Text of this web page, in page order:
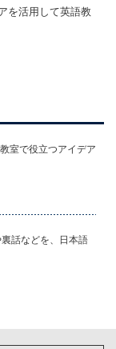
を活用して英語教
室で役立つアイデア
話などを、日本語